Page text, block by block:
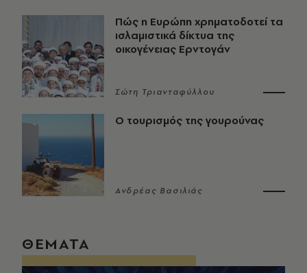
Πώς η Ευρώπη χρηματοδοτεί τα
ισλαμιστικά δίκτυα της
οικογένειας Ερντογάν
Σώτη Τριανταφύλλου
Ο τουρισμός της γουρούνας
Ανδρέας Βασιλιάς
ΘΕΜΑΤΑ